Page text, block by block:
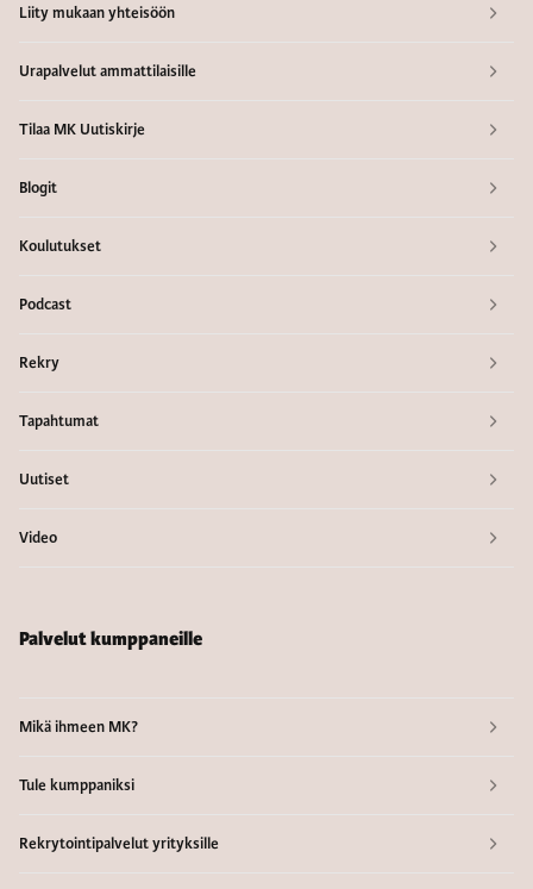
Liity mukaan yhteisöön
Urapalvelut ammattilaisille
Tilaa MK Uutiskirje
Blogit
Koulutukset
Podcast
Rekry
Tapahtumat
Uutiset
Video
Palvelut kumppaneille
Mikä ihmeen MK?
Tule kumppaniksi
Rekrytointipalvelut yrityksille